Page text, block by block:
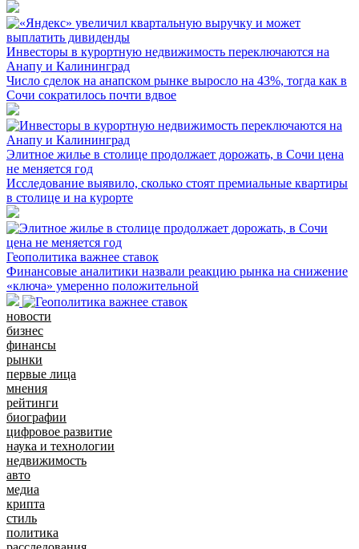
Инвесторы в курортную недвижимость переключаются на
Анапу и Калининград
Число сделок на анапском рынке выросло на 43%, тогда как в
Сочи сократилось почти вдвое
Элитное жилье в столице продолжает дорожать, в Сочи цена
не меняется год
Исследование выявило, сколько стоят премиальные квартиры
в столице и на курорте
Геополитика важнее ставок
Финансовые аналитики назвали реакцию рынка на снижение
«ключа» умеренно положительной
новости
бизнес
финансы
рынки
первые лица
мнения
рейтинги
биографии
цифровое развитие
наука и технологии
недвижимость
авто
медиа
крипта
стиль
политика